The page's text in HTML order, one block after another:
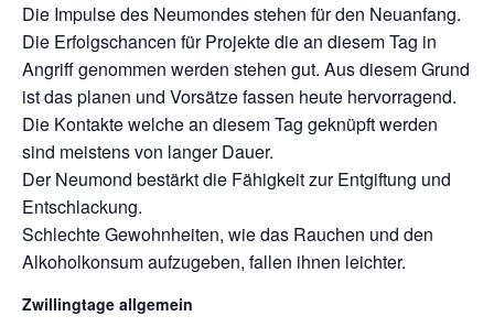
Die Impulse des Neumondes stehen für den Neuanfang.
Die Erfolgschancen für Projekte die an diesem Tag in
Angriff genommen werden stehen gut. Aus diesem Grund
ist das planen und Vorsätze fassen heute hervorragend.
Die Kontakte welche an diesem Tag geknüpft werden
sind meistens von langer Dauer.
Der Neumond bestärkt die Fähigkeit zur Entgiftung und
Entschlackung.
Schlechte Gewohnheiten, wie das Rauchen und den
Alkoholkonsum aufzugeben, fallen ihnen leichter.
Zwillingtage allgemein